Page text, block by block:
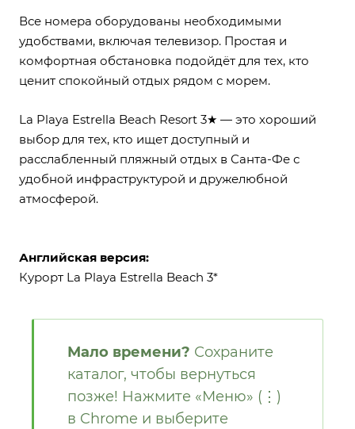
Все номера оборудованы необходимыми
удобствами, включая телевизор. Простая и
комфортная обстановка подойдёт для тех, кто
ценит спокойный отдых рядом с морем.
La Playa Estrella Beach Resort 3★ — это хороший
выбор для тех, кто ищет доступный и
расслабленный пляжный отдых в Санта-Фе с
удобной инфраструктурой и дружелюбной
атмосферой.
Английская версия:
Курорт La Playa Estrella Beach 3*
Мало времени? Сохраните
каталог, чтобы вернуться
позже! Нажмите «Меню» (⋮)
в Chrome и выберите